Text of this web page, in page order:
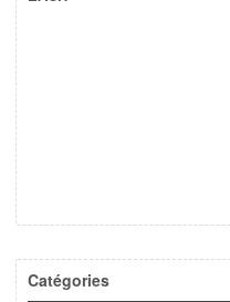
Catégories